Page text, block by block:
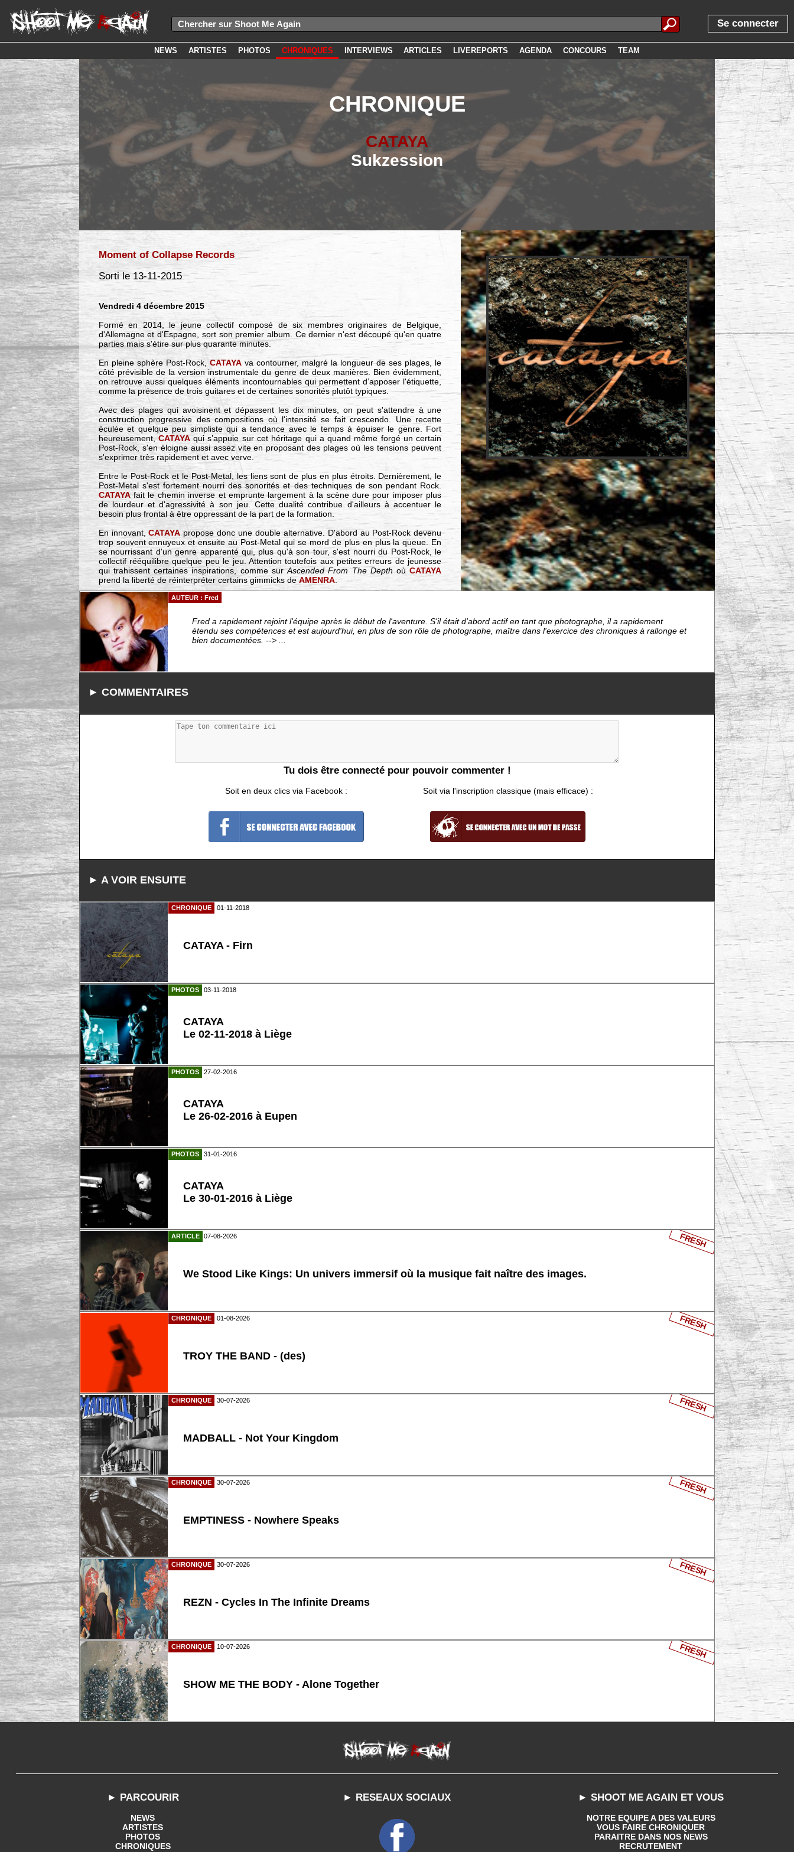
Se connecter
NEWS ARTISTES PHOTOS CHRONIQUES INTERVIEWS ARTICLES LIVEREPORTS AGENDA CONCOURS TEAM
CHRONIQUE
CATAYA
Sukzession
Moment of Collapse Records
Sorti le 13-11-2015
Vendredi 4 décembre 2015
Formé en 2014, le jeune collectif composé de six membres originaires de Belgique,
d'Allemagne et d'Espagne, sort son premier album. Ce dernier n'est découpé qu'en quatre
parties mais s'étire sur plus quarante minutes.
En pleine sphère Post-Rock,CATAYAva contourner, malgré la longueur de ses plages, le
côté prévisible de la version instrumentale du genre de deux manières. Bien évidemment,
on retrouve aussi quelques éléments incontournables qui permettent d’apposer l'étiquette,
comme la présence de trois guitares et de certaines sonorités plutôt typiques.
Avec des plages qui avoisinent et dépassent les dix minutes, on peut s'attendre à une
construction progressive des compositions où l'intensité se fait crescendo. Une recette
éculée et quelque peu simpliste qui a tendance avec le temps à épuiser le genre. Fort
heureusement,CATAYAqui s’appuie sur cet héritage qui a quand même forgé un certain
Post-Rock, s'en éloigne aussi assez vite en proposant des plages où les tensions peuvent
s'exprimer très rapidement et avec verve.
Entre le Post-Rock et le Post-Metal, les liens sont de plus en plus étroits. Dernièrement, le
Post-Metal s'est fortement nourri des sonorités et des techniques de son pendant Rock.
CATAYAfait le chemin inverse et emprunte largement à la scène dure pour imposer plus
de lourdeur et d'agressivité à son jeu. Cette dualité contribue d'ailleurs à accentuer le
besoin plus frontal à être oppressant de la part de la formation.
En innovant,CATAYApropose donc une double alternative. D'abord au Post-Rock devenu
trop souvent ennuyeux et ensuite au Post-Metal qui se mord de plus en plus la queue. En
se nourrissant d'un genre apparenté qui, plus qu'à son tour, s'est nourri du Post-Rock, le
collectif rééquilibre quelque peu le jeu. Attention toutefois aux petites erreurs de jeunesse
qui trahissent certaines inspirations, comme surAscended From The Depth oùCATAYA
prend la liberté de réinterpréter certains gimmicks de AMENRA.
AUTEUR : Fred
Fred a rapidement rejoint l'équipe après le début de l'aventure. S'il était d'abord actif en tant que photographe, il a rapidement
étendu ses compétences et est aujourd'hui, en plus de son rôle de photographe, maître dans l'exercice des chroniques à rallonge et
bien documentées. --> ...
► COMMENTAIRES
Tu dois être connecté pour pouvoir commenter !
Soit en deux clics via Facebook : Soit via l'inscription classique (mais efficace) :
► A VOIR ENSUITE
CHRONIQUE 01-11-2018
CATAYA - Firn
PHOTOS 03-11-2018
CATAYA
Le 02-11-2018 à Liège
PHOTOS 27-02-2016
CATAYA
Le 26-02-2016 à Eupen
PHOTOS 31-01-2016
CATAYA
Le 30-01-2016 à Liège
ARTICLE 07-08-2026
We Stood Like Kings: Un univers immersif où la musique fait naître des images.
FRESH
CHRONIQUE 01-08-2026
TROY THE BAND - (des)
FRESH
CHRONIQUE 30-07-2026
MADBALL - Not Your Kingdom
FRESH
CHRONIQUE 30-07-2026
EMPTINESS - Nowhere Speaks
FRESH
CHRONIQUE 30-07-2026
REZN - Cycles In The Infinite Dreams
FRESH
CHRONIQUE 10-07-2026
SHOW ME THE BODY - Alone Together
FRESH
► PARCOURIR
NEWS
ARTISTES
PHOTOS
CHRONIQUES
► RESEAUX SOCIAUX ► SHOOT ME AGAIN ET VOUS
NOTRE EQUIPE A DES VALEURS
VOUS FAIRE CHRONIQUER
PARAITRE DANS NOS NEWS
RECRUTEMENT